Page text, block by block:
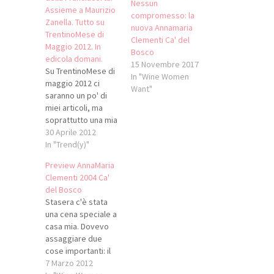
Assieme a Maurizio
Zanella. Tutto su
TrentinoMese di
Maggio 2012. In
edicola domani.
Su TrentinoMese di
maggio 2012 ci
saranno un po' di
miei articoli, ma
soprattutto una mia
intervista
esclusiva... che
appassionato di
vino,
probabilmente, ne
ha bevuto almeno
una bottiglia.
Perché l’Annamaria
Clementi è
l’etichetta di punta
di una delle maison
30 Aprile 2012
In "Trend(y)"
Nessun
compromesso: la
nuova Annamaria
Clementi Ca' del
Bosco
15 Novembre 2017
In "Wine Women
Want"
Preview AnnaMaria
Clementi 2004 Ca'
del Bosco
Stasera c'è stata
una cena speciale a
casa mia. Dovevo
assaggiare due
cose importanti: il
Franciacorta Cuveè
7 Marzo 2012